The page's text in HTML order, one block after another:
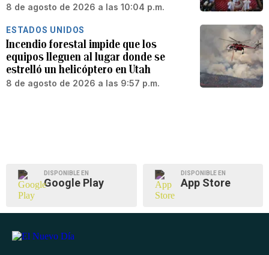
8 de agosto de 2026 a las 10:04 p.m.
ESTADOS UNIDOS
Incendio forestal impide que los
equipos lleguen al lugar donde se
estrelló un helicóptero en Utah
8 de agosto de 2026 a las 9:57 p.m.
DISPONIBLE EN
Google Play
DISPONIBLE EN
App Store